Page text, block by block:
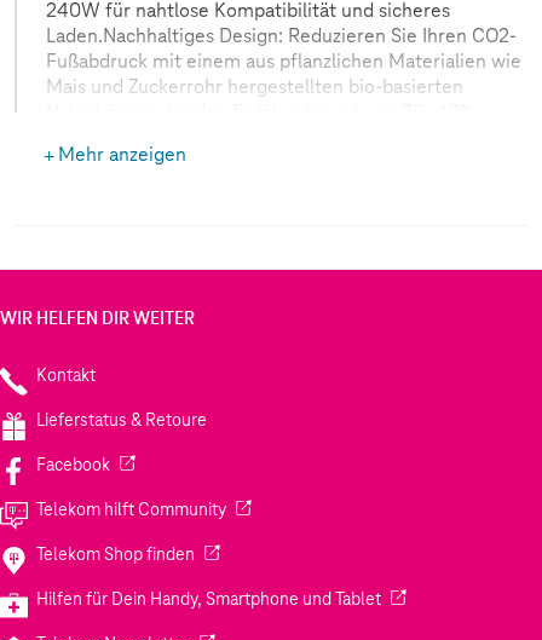
240W für nahtlose Kompatibilität und sicheres
Laden.Nachhaltiges Design: Reduzieren Sie Ihren CO2-
Fußabdruck mit einem aus pflanzlichen Materialien wie
Mais und Zuckerrohr hergestellten bio-basierten
Dieses bio-geflochtene USB-C-Kabel wurde auf 10.000
Mehr anzeigen
WIR HELFEN DIR WEITER
Kontakt
Lieferstatus & Retoure
Facebook(Wird in einem neuen Tab geöffnet)
Telekom hilft Community(Wird in einem neuen Tab geöffnet)
Telekom Shop finden (Wird in einem neuen Tab geöffnet)
Hilfen für Dein Handy, Smartphone und Tablet(Wird in einem